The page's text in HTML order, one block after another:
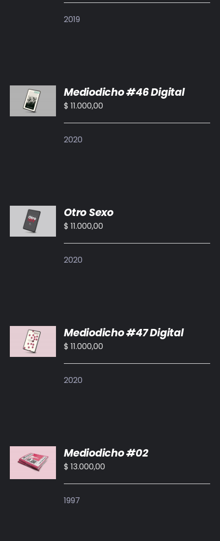
2019
AL
CARRITO
/
Mediodicho #46 Digital
$ 11.000,00
2020
AL
CARRITO
/
Otro Sexo
$ 11.000,00
2020
AL
CARRITO
/
Mediodicho #47 Digital
$ 11.000,00
2020
AL
CARRITO
/
Mediodicho #02
$ 13.000,00
1997